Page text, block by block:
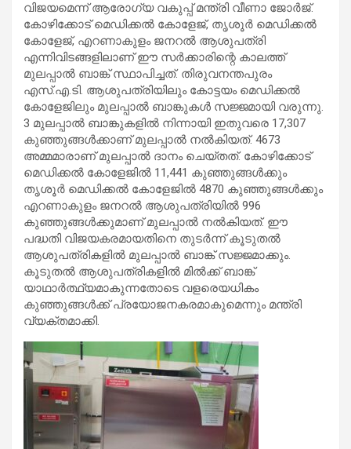
വിജയമെന്ന് ആരോഗ്യ വകുപ്പ് മന്ത്രി വീണാ ജോര്‍ജ്.
കോഴിക്കോട് മെഡിക്കല്‍ കോളേജ്, തൃശൂര്‍ മെഡിക്കല്‍
കോളേജ്, എറണാകുളം ജനറല്‍ ആശുപത്രി
എന്നിവിടങ്ങളിലാണ് ഈ സര്‍ക്കാരിന്റെ കാലത്ത്
മുലപ്പാല്‍ ബാങ്ക് സ്ഥാപിച്ചത്. തിരുവനന്തപുരം
എസ്.എ.ടി. ആശുപത്രിയിലും കോട്ടയം മെഡിക്കല്‍
കോളേജിലും മുലപ്പാല്‍ ബാങ്കുകള്‍ സജ്ജമായി വരുന്നു.
3 മുലപ്പാല്‍ ബാങ്കുകളില്‍ നിന്നായി ഇതുവരെ 17,307
കുഞ്ഞുങ്ങള്‍ക്കാണ് മുലപ്പാല്‍ നല്‍കിയത്. 4673
അമ്മമാരാണ് മുലപ്പാല്‍ ദാനം ചെയ്തത്. കോഴിക്കോട്
മെഡിക്കല്‍ കോളേജില്‍ 11,441 കുഞ്ഞുങ്ങള്‍ക്കും
തൃശൂര്‍ മെഡിക്കല്‍ കോളേജില്‍ 4870 കുഞ്ഞുങ്ങള്‍ക്കും
എറണാകുളം ജനറല്‍ ആശുപത്രിയില്‍ 996
കുഞ്ഞുങ്ങള്‍ക്കുമാണ് മുലപ്പാല്‍ നല്‍കിയത്. ഈ
പദ്ധതി വിജയകരമായതിനെ തുടര്‍ന്ന് കൂടുതല്‍
ആശുപത്രികളില്‍ മുലപ്പാല്‍ ബാങ്ക് സജ്ജമാക്കും.
കൂടുതല്‍ ആശുപത്രികളില്‍ മില്‍ക്ക് ബാങ്ക്
യാഥാര്‍ത്ഥ്യമാകുന്നതോടെ വളരെയധികം
കുഞ്ഞുങ്ങള്‍ക്ക് പ്രയോജനകരമാകുമെന്നും മന്ത്രി
വ്യക്തമാക്കി.